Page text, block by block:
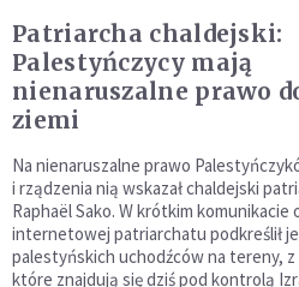
Patriarcha chaldejski:
Palestyńczycy mają
nienaruszalne prawo
ziemi
Na nienaruszalne prawo
i rządzenia nią wskazał chaldejski
Raphaël Sako. W krótkim komunikacie
internetowej patriarchatu podkreślił
palestyńskich uchodźców na tereny,
które znajdują się dziś pod kontrolą